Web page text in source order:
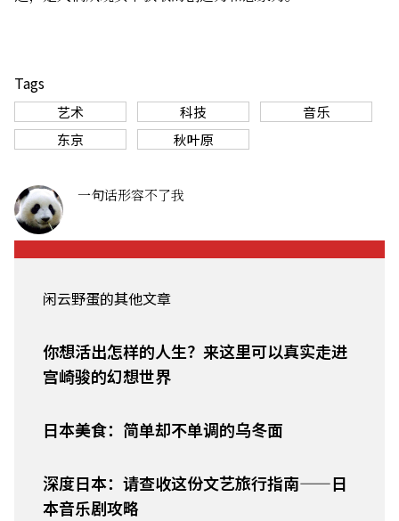
Tags
艺术 科技
音乐
东京
秋叶原
一句话形容不了我
闲云野蛋的其他文章
你想活出怎样的人生？来这里可以真实走进
宫崎骏的幻想世界
日本美食：简单却不单调的乌冬面
深度日本：请查收这份文艺旅行指南——日
本音乐剧攻略